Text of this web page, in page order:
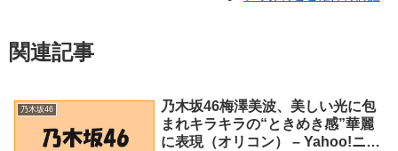
関連記事
乃木坂46
乃木坂46梅澤美波、美しい光に包
まれキラキラの“ときめき感”華麗
に表現（オリコン） – Yahoo!ニュ